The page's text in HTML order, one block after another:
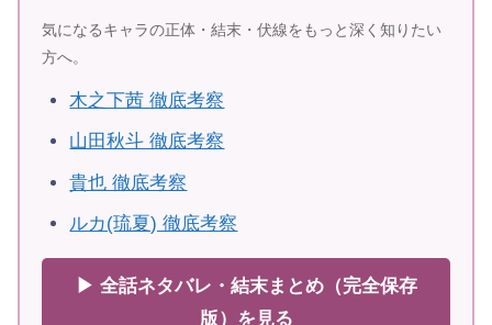
気になるキャラの正体・結末・伏線をもっと深く知りたい
方へ。
木之下茜 徹底考察
山田秋斗 徹底考察
貴也 徹底考察
ルカ(琉夏) 徹底考察
▶ 全話ネタバレ・結末まとめ（完全保存
版）を見る